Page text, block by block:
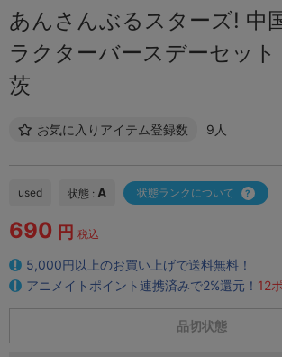
あんさんぶるスターズ! 中
ラクターバースデーセッ
茨
お気に入りアイテム登録数 9人
used 状態 : A 状態ランクについて
690 円 税込
5,000円以上のお買い上げで送料無料！
アニメイトポイント連携済みで2%還元！ 12
品切状態